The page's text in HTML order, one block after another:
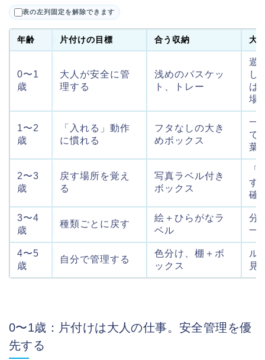
表の左列固定を解除できます
年齢 片付けの目標 合う収納 大
0〜1
歳
大人が安全に管
理する
浅めのバスケッ
ト、トレー
遊
し
は
場
1〜2
歳
「入れる」動作
に慣れる
フタなしの大き
めボックス
一
で
葉
2〜3
歳
戻す場所を覚え
る
写真ラベル付き
ボックス
「
す
確
3〜4
歳
種類ごとに戻す
絵＋ひらがなラ
ベル
分
一
4〜5
歳
自分で管理する
色分け、棚＋ボ
ックス
ル
見
0〜1歳：片付けは大人の仕事。安全管理を優
先する